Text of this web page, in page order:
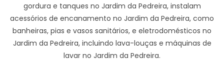
gordura e tanques no Jardim da Pedreira, instalam
acessórios de encanamento no Jardim da Pedreira, como
banheiras, pias e vasos sanitários, e eletrodomésticos no
Jardim da Pedreira, incluindo lava-louças e máquinas de
lavar no Jardim da Pedreira.